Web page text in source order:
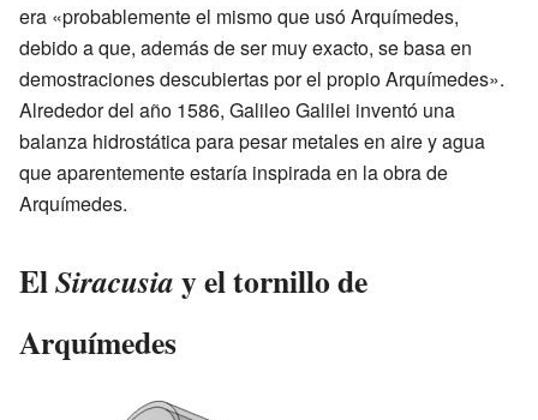
era «probablemente el mismo que usó Arquímedes,
debido a que, además de ser muy exacto, se basa en
demostraciones descubiertas por el propio Arquímedes».
Alrededor del año 1586, Galileo Galilei inventó una
balanza hidrostática para pesar metales en aire y agua
que aparentemente estaría inspirada en la obra de
Arquímedes.
ElSiracusiay el tornillo de
Arquímedes